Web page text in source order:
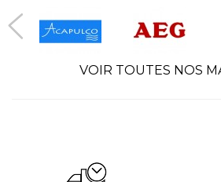
VOIR TOUTES NOS